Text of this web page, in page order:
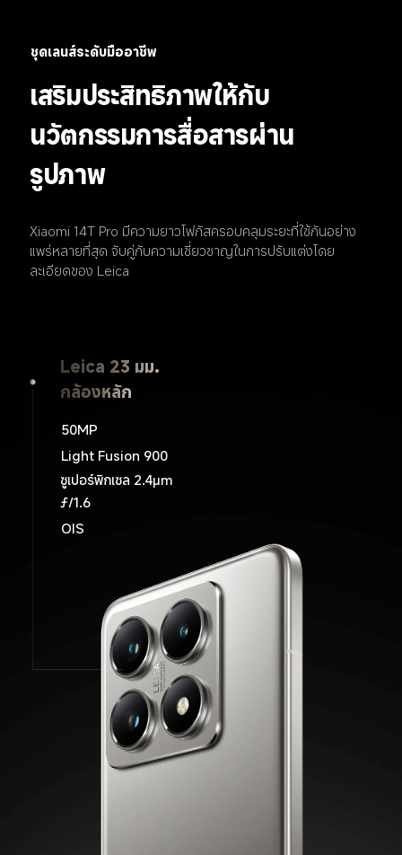
ชุดเลนส์ระดับมืออาชีพ
เสริมประสิทธิภาพให้กับ
นวัตกรรมการสื่อสารผ่าน
รูปภาพ
Xiaomi 14T Pro มีความยาวโฟกัสครอบคลุมระยะที่ใช้กันอย่าง
แพร่หลายที่สุด จับคู่กับความเชี่ยวชาญในการปรับแต่งโดย
ละเอียดของ Leica
Leica 23 มม.
กล้องหลัก
50MP
Light Fusion 900
ซูเปอร์พิกเซล 2.4μm
ƒ/1.6
OIS
Leica 60 มม.
กล้องเทเลโฟโต
50MP
ƒ/2.0
Leica 15 มม.
กล้องมุมกว้างพิเศษ
12MP
ƒ/2.2
120˚ FOV